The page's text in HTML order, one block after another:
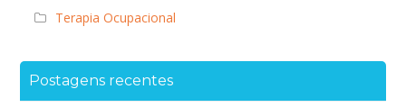
Terapia Ocupacional
Postagens recentes